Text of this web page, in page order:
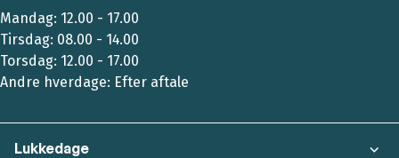
Mandag: 12.00 - 17.00
Tirsdag: 08.00 - 14.00
Torsdag: 12.00 - 17.00
Andre hverdage: Efter aftale
Lukkedage